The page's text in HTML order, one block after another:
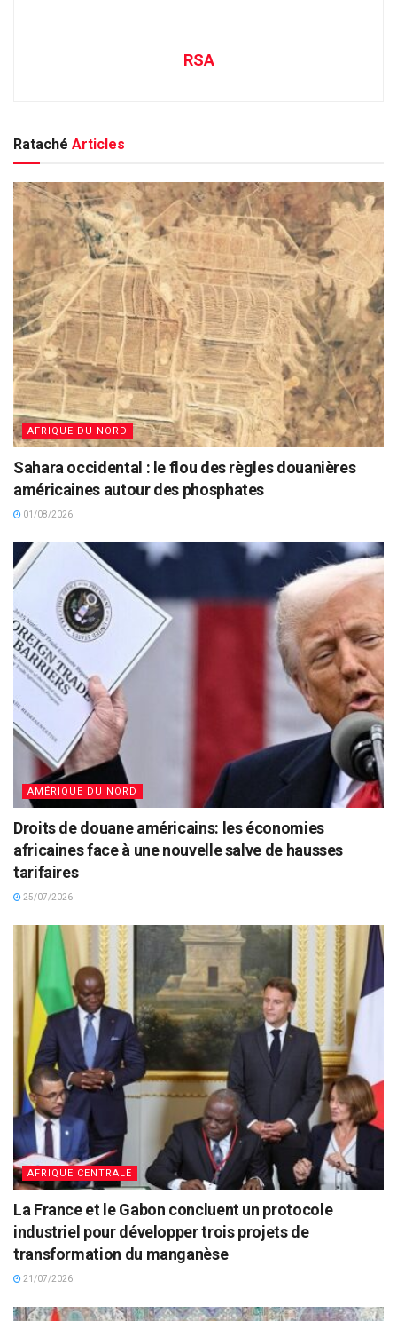
RSA
Rataché Articles
AFRIQUE DU NORD
Sahara occidental : le flou des règles douanières
américaines autour des phosphates
01/08/2026
AMÉRIQUE DU NORD
Droits de douane américains: les économies
africaines face à une nouvelle salve de hausses
tarifaires
25/07/2026
AFRIQUE CENTRALE
La France et le Gabon concluent un protocole
industriel pour développer trois projets de
transformation du manganèse
21/07/2026